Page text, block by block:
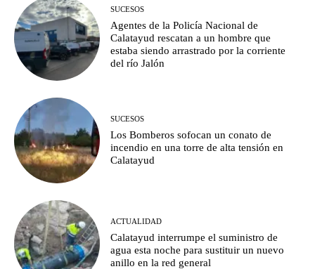
SUCESOS
Agentes de la Policía Nacional de
Calatayud rescatan a un hombre que
estaba siendo arrastrado por la corriente
del río Jalón
SUCESOS
Los Bomberos sofocan un conato de
incendio en una torre de alta tensión en
Calatayud
ACTUALIDAD
Calatayud interrumpe el suministro de
agua esta noche para sustituir un nuevo
anillo en la red general